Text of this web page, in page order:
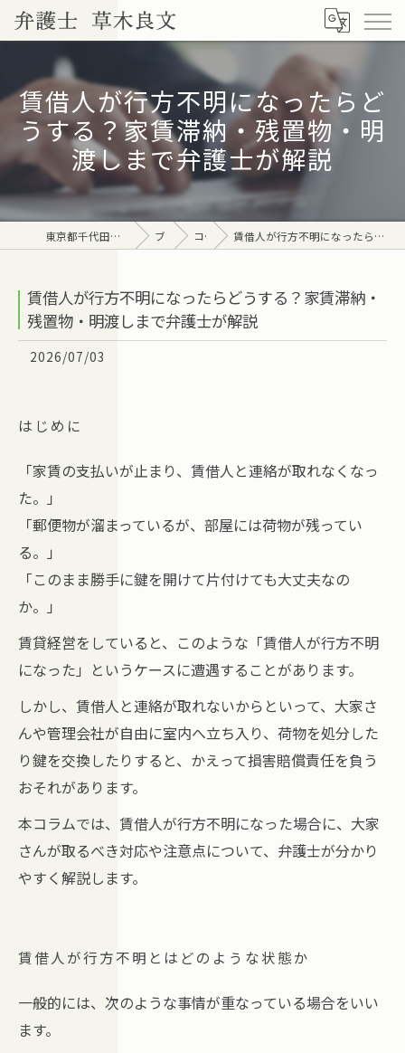
賃借人が行方不明になったらど
うする？家賃滞納・残置物・明
渡しまで弁護士が解説
東京都千代田区の弁護士なら弁護士 草木良文 ブログ コラム 賃借人が行方不明になったらどうする？家賃滞納・残置物・明渡しまで弁護士が解説
賃借人が行方不明になったらどうする？家賃滞納・
残置物・明渡しまで弁護士が解説
2026/07/03
はじめに
「家賃の支払いが止まり、賃借人と連絡が取れなくなっ
た。」
「郵便物が溜まっているが、部屋には荷物が残ってい
る。」
「このまま勝手に鍵を開けて片付けても大丈夫なの
か。」
賃貸経営をしていると、このような「賃借人が行方不明
になった」というケースに遭遇することがあります。
しかし、賃借人と連絡が取れないからといって、大家さ
んや管理会社が自由に室内へ立ち入り、荷物を処分した
り鍵を交換したりすると、かえって損害賠償責任を負う
おそれがあります。
本コラムでは、賃借人が行方不明になった場合に、大家
さんが取るべき対応や注意点について、弁護士が分かり
やすく解説します。
賃借人が行方不明とはどのような状態か
一般的には、次のような事情が重なっている場合をいい
ます。